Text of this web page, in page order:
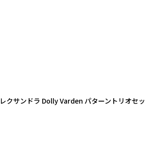
クサンドラ Dolly Varden パターントリオセッ